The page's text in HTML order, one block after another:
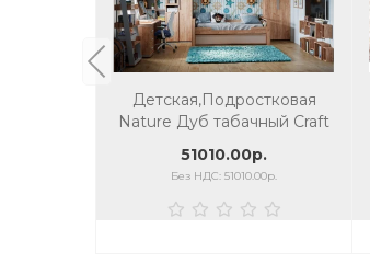
Детская,Подростковая
Nature Дуб табачный Craft
51010.00р.
Без НДС: 51010.00р.